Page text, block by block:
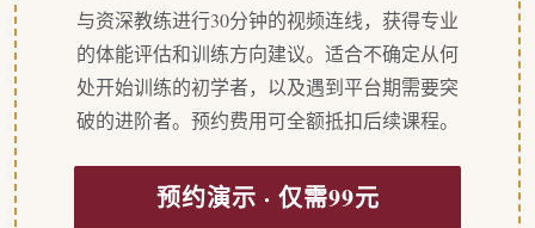
与资深教练进行30分钟的视频连线，获得专业
的体能评估和训练方向建议。适合不确定从何
处开始训练的初学者，以及遇到平台期需要突
破的进阶者。预约费用可全额抵扣后续课程。
预约演示 · 仅需99元